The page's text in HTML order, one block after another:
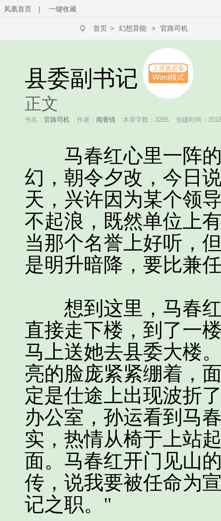
凤凰首页 | 一键收藏
首页 > 幻想异能 > 官路司机
县委副书记 上班族必备
Word模式
正文
书名： 官路司机 作者： 闻香情 本章字数：3285 创建时间：
马春红心里一阵的
幻，朝令夕改，今日
天，兴许因为某个领
不起浪，既然单位上
当那个名誉上好听，
是明升暗降，要比兼
想到这里，马春红
直接走下楼，到了一
马上送她去县委大楼
亮的脸庞紧紧绷着，
定是仕途上出现波折
办公室，孙运看到马
实，热情从椅于上站
面。马春红开门见山
传，说我要被任命为
记之职。"